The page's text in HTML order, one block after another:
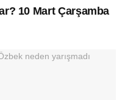
10 Mart Çarşamba